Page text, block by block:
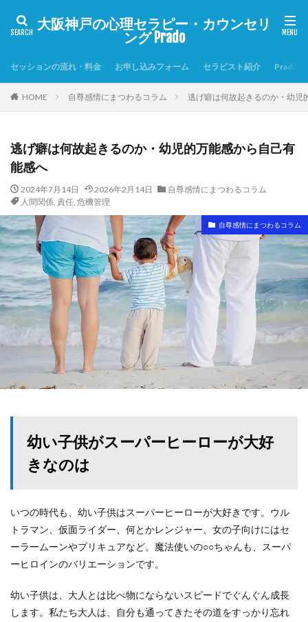
大阪神戸の心理セラピー・カウンセリ
ング Prado
セッションの流れ・料金 お申し込みフォーム セラピスト紹介 Pradoへ
HOME 自尊感情にまつわるコラム 逃げ癖は何故起きるのか・幼児
逃げ癖は何故起きるのか・幼児的万能感から自己有
能感へ
2024年7月14日 2026年2月14日
自尊感情にまつわるコラム
人間関係, 責任, 危機管理
自尊感情にまつわるコラム
幼い子供がスーパーヒーローが大好
きなのは
いつの時代も、幼い子供はスーパーヒーローが大好きです。ウル
トラマン、仮面ライダー、何とかレンジャー、女の子向けにはセ
ーラームーンやプリキュアなど。魔法使いの○○ちゃんも、スーパ
ーヒロインのバリエーションです。
幼い子供は、大人とは比べ物にならないスピードでぐんぐん成長
します。私たち大人は、自分も通ってきたその道をすっかり忘れ